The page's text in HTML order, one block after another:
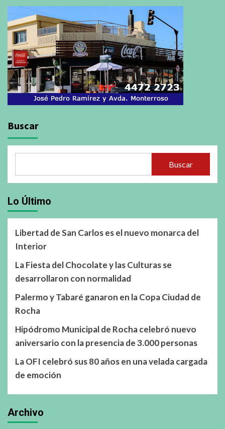
Buscar
Buscar
Lo Último
Libertad de San Carlos es el nuevo monarca del
Interior
La Fiesta del Chocolate y las Culturas se
desarrollaron con normalidad
Palermo y Tabaré ganaron en la Copa Ciudad de
Rocha
Hipódromo Municipal de Rocha celebró nuevo
aniversario con la presencia de 3.000 personas
La OFI celebró sus 80 años en una velada cargada
de emoción
Archivo